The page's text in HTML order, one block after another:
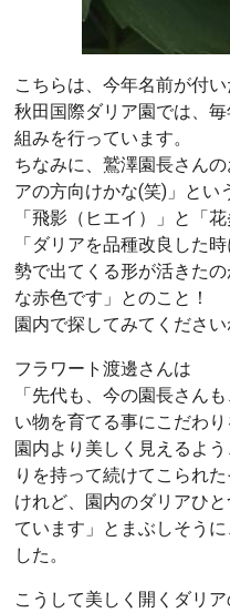
こちらは、今年名前が付
秋田国際ダリア園では、
組みを行っています。
ちなみに、鷲澤園長さん
アの方向けかな(笑)」とい
「飛影（ヒエイ）」と「
「ダリアを品種改良した
勢で出てくる形が活きた
な赤色です」とのこと！
園内で探してみてください
フラワート渡邊さんは
「先代も、今の園長さん
い物を育てる事にこだわ
園内より美しく見えるよ
りを持って続けてこられ
けれど、園内のダリアひ
ています」とまぶしそう
した。
こうして美しく開くダリ